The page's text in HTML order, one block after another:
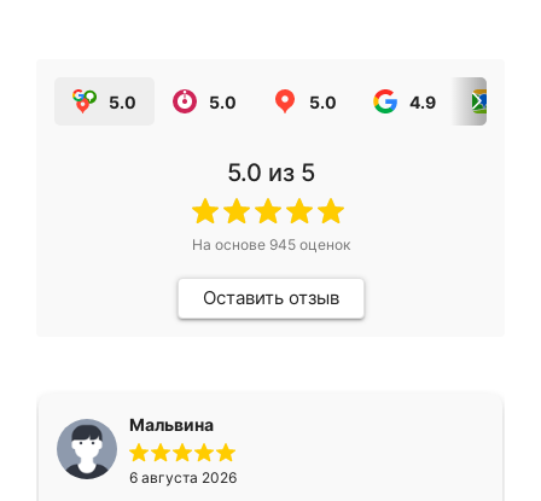
5.0 5.0 5.0 4.9
5.0 из 5
На основе 945оценок
Оставить отзыв
Мальвина
6 августа 2026